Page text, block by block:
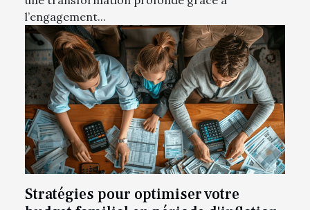
l’engagement...
Stratégies pour optimiser votre